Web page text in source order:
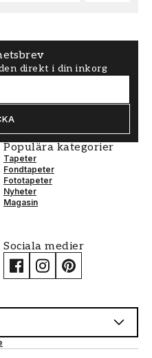
direkt i din inkorg
Populära kategorier
Tapeter
Fondtapeter
Fototapeter
Nyheter
Magasin
Sociala medier